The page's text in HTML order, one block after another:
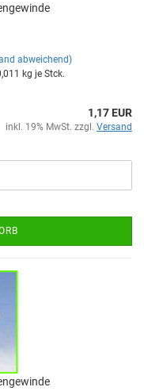
abweichend)
kg je Stck.
1,17 EUR
inkl. 19% MwSt. zzgl. Versand